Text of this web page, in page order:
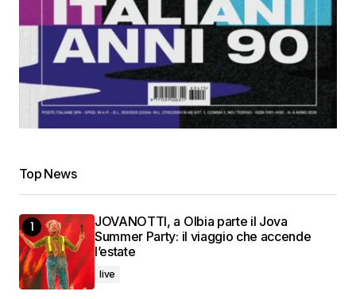
Top News
JOVANOTTI, a Olbia parte il Jova
Summer Party: il viaggio che accende
l’estate
live